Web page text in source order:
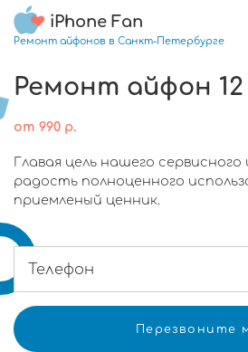
iPhone Fan
Ремонт айфонов в Санкт-Петербурге
Ремонт айфон 12
от 990 р.
Главая цель нашего
радость полноценного
приемленый ценник.